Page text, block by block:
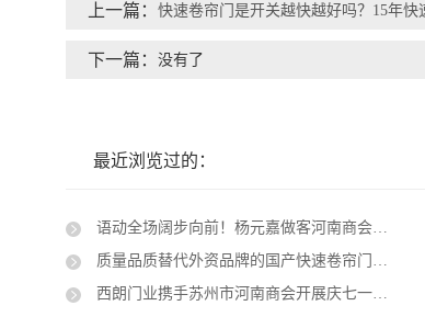
上一篇： 快速卷帘门是开关越快越好吗？15年
下一篇： 没有了
最近浏览过的：
语动全场阔步向前！杨元嘉做客河南商会端午沙龙，解锁商业演讲破局之道
质量品质替代外资品牌的国产快速卷帘门厂家：苏州西朗门业
西朗门业携手苏州市河南商会开展庆七一党建活动